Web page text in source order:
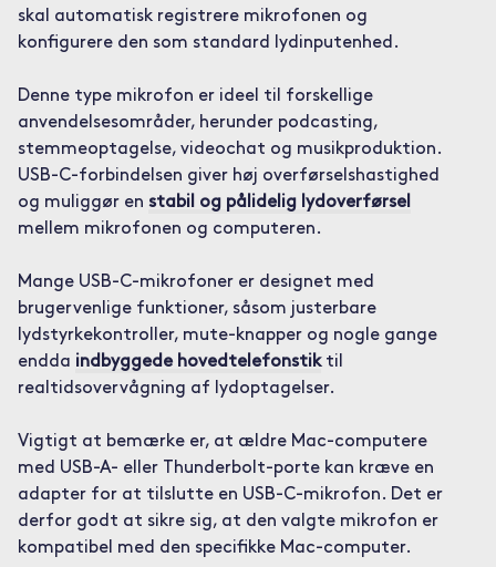
skal automatisk registrere mikrofonen og
konfigurere den som standard lydinputenhed.
Denne type mikrofon er ideel til forskellige
anvendelsesområder, herunder podcasting,
stemmeoptagelse, videochat og musikproduktion.
USB-C-forbindelsen giver høj overførselshastighed
og muliggør en stabil og pålidelig lydoverførsel
mellem mikrofonen og computeren.
Mange USB-C-mikrofoner er designet med
brugervenlige funktioner, såsom justerbare
lydstyrkekontroller, mute-knapper og nogle gange
endda indbyggede hovedtelefonstiktil
realtidsovervågning af lydoptagelser.
Vigtigt at bemærke er, at ældre Mac-computere
med USB-A- eller Thunderbolt-porte kan kræve en
adapter for at tilslutte en USB-C-mikrofon. Det er
derfor godt at sikre sig, at den valgte mikrofon er
kompatibel med den specifikke Mac-computer.